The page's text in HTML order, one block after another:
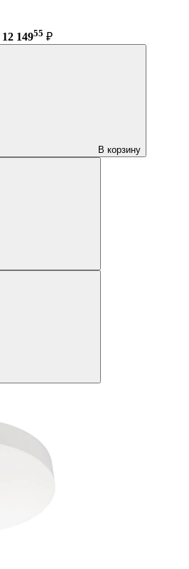
12 14955 ₽
В корзину